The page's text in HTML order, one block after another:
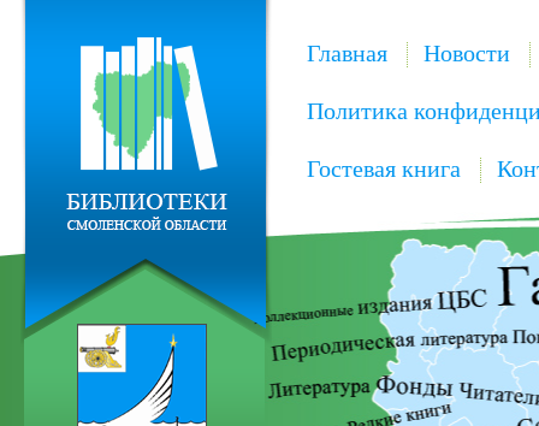
Главная Новости
Политика
Гостевая книга